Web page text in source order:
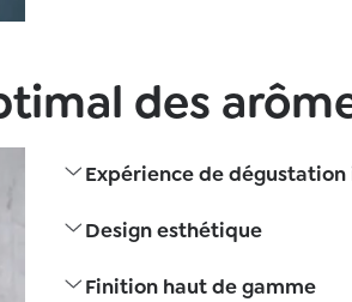
des
Expérience de dégustation
Design esthétique
Finition haut de gamme